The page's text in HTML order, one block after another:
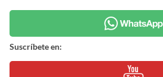
Suscríbete en: